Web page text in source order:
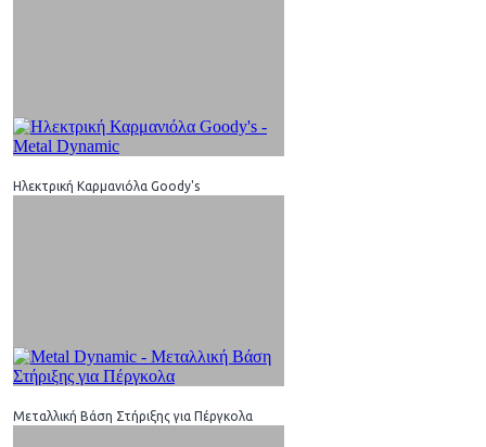
Ηλεκτρική Καρμανιόλα Goody's
Μεταλλική Βάση Στήριξης για Πέργκολα